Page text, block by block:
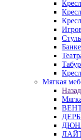
Мягкая
Назад